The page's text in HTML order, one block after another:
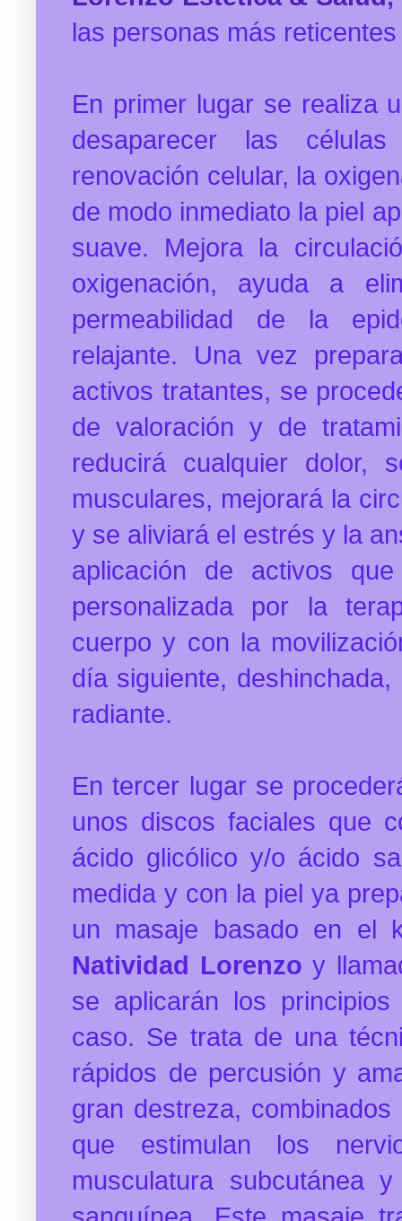
las personas más
En primer lugar se realiza
desaparecer las
renovación celular, la
de modo inmediato la piel
suave. Mejora la
oxigenación, ayuda a
permeabilidad de la
relajante. Una vez
activos tratantes, se
de valoración y de
reducirá cualquier dolor,
musculares, mejorará la
y se aliviará el estrés y la
aplicación de activos
personalizada por la
cuerpo y con la
día siguiente,
radiante.
En tercer lugar se
unos discos faciales que
ácido glicólico y/o ácido
medida y con la piel ya
un masaje basado en el
Natividad Lorenzo y
se aplicarán los
caso. Se trata de una
rápidos de percusión y
gran destreza,
que estimulan los
musculatura subcutánea